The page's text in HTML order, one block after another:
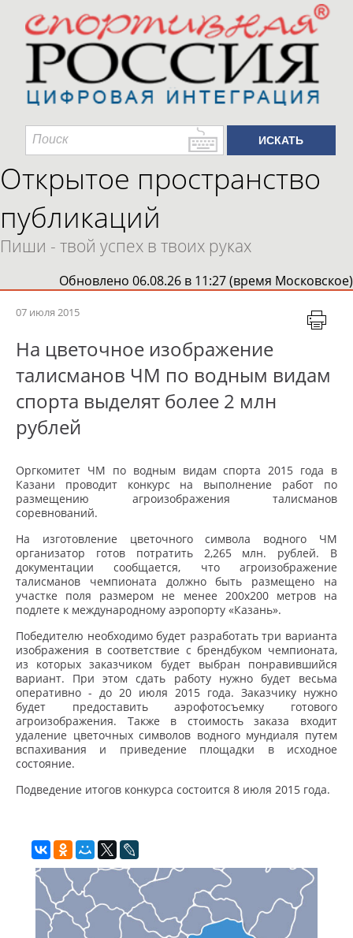
Открытое пространство
публикаций
Пиши - твой успех в твоих руках
Обновлено 06.08.26 в 11:27 (время Московское)
07 июля 2015
На цветочное изображение
талисманов ЧМ по водным видам
спорта выделят более 2 млн
рублей
Оргкомитет ЧМ по водным видам спорта 2015 года в
Казани проводит конкурс на выполнение работ по
размещению агроизображения талисманов
соревнований.
На изготовление цветочного символа водного ЧМ
организатор готов потратить 2,265 млн. рублей. В
документации сообщается, что агроизображение
талисманов чемпионата должно быть размещено на
участке поля размером не менее 200х200 метров на
подлете к международному аэропорту «Казань».
Победителю необходимо будет разработать три варианта
изображения в соответствие с брендбуком чемпионата,
из которых заказчиком будет выбран понравившийся
вариант. При этом сдать работу нужно будет весьма
оперативно - до 20 июля 2015 года. Заказчику нужно
будет предоставить аэрофотосъемку готового
агроизображения. Также в стоимость заказа входит
удаление цветочных символов водного мундиаля путем
вспахивания и приведение площадки в исходное
состояние.
Подведение итогов конкурса состоится 8 июля 2015 года.